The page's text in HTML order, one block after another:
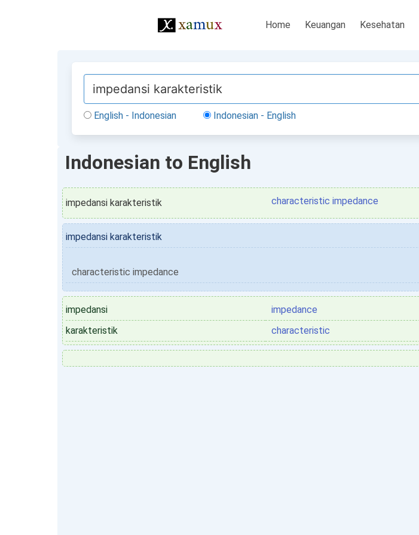
Home Keuangan Kesehatan
English - Indonesian Indonesian - English
Indonesian to English
impedansi karakteristik characteristic impedance
impedansi karakteristik
characteristic impedance
impedansi
impedance
karakteristik
characteristic